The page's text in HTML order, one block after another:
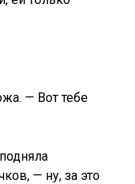
— Вот тебе
— ну, за это